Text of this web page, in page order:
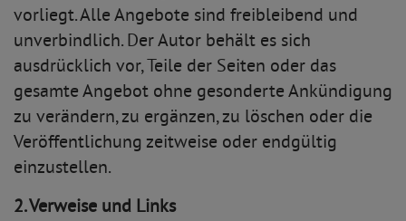
vorliegt. Alle Angebote sind freibleibend und
unverbindlich. Der Autor behält es sich
ausdrücklich vor, Teile der Seiten oder das
gesamte Angebot ohne gesonderte Ankündigung
zu verändern, zu ergänzen, zu löschen oder die
Veröffentlichung zeitweise oder endgültig
einzustellen.
2. Verweise und Links